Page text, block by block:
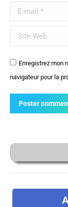
E-mail *
Site Web
Enregistrez mon
navigateur pour la
Poster